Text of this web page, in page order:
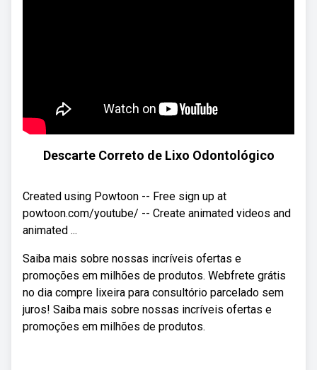
Descarte Correto de Lixo Odontológico
Created using Powtoon -- Free sign up at
powtoon.com/youtube/ -- Create animated videos and
animated ...
Saiba mais sobre nossas incríveis ofertas e
promoções em milhões de produtos. Webfrete grátis
no dia compre lixeira para consultório parcelado sem
juros! Saiba mais sobre nossas incríveis ofertas e
promoções em milhões de produtos.